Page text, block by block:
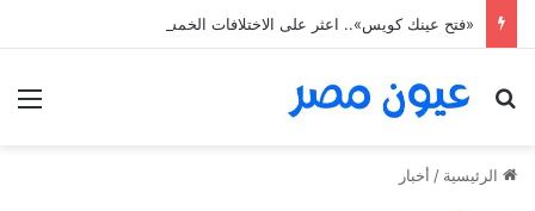
بحث عن
الرئيسية / أخبار